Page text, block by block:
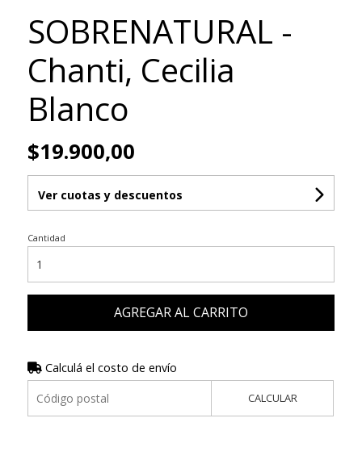
SOBRENATURAL -
Chanti, Cecilia
Blanco
$19.900,00
Ver cuotas y descuentos
Cantidad
AGREGAR AL CARRITO
Calculá el costo de envío
CALCULAR